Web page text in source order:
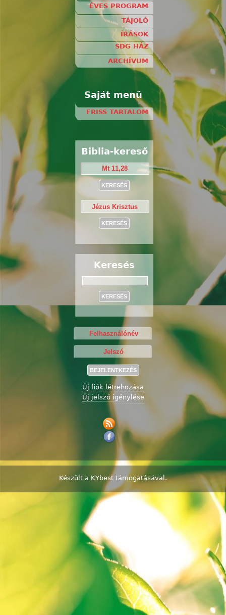
ÉVES PROGRAM
TÁJOLÓ
ÍRÁSOK
SDG HÁZ
ARCHÍVUM
Saját menü
FRISS TARTALOM
Biblia-kereső
Keresés
Új fiók létrehozása
Új jelszó igénylése
Készült a KYbest támogatásával.